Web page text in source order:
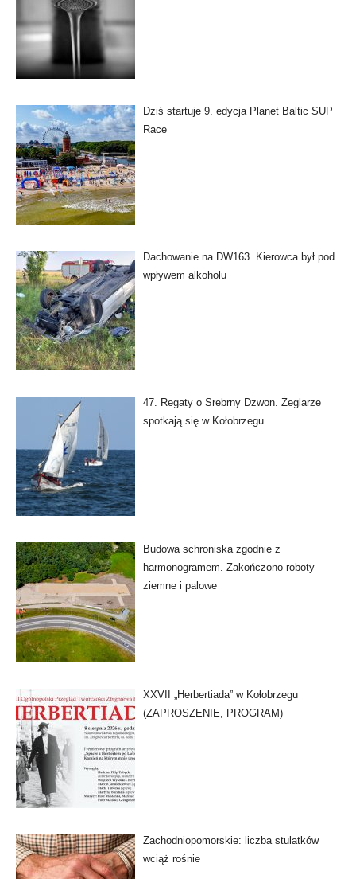
Dziś startuje 9. edycja Planet Baltic SUP
Race
Dachowanie na DW163. Kierowca był pod
wpływem alkoholu
47. Regaty o Srebrny Dzwon. Żeglarze
spotkają się w Kołobrzegu
Budowa schroniska zgodnie z
harmonogramem. Zakończono roboty
ziemne i palowe
XXVII „Herbertiada” w Kołobrzegu
(ZAPROSZENIE, PROGRAM)
Zachodniopomorskie: liczba stulatków
wciąż rośnie